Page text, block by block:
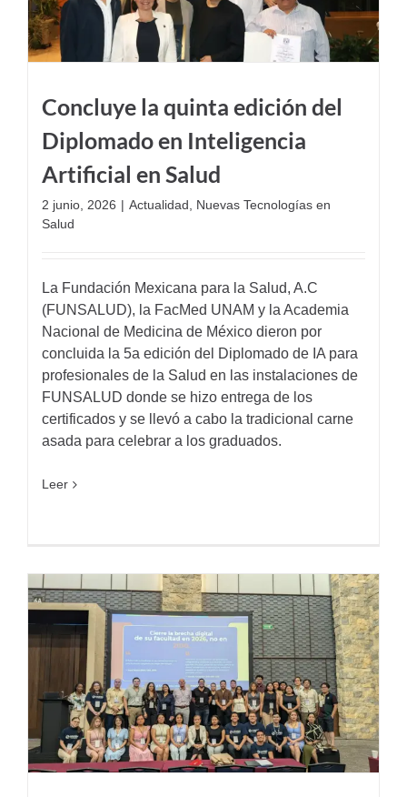
Concluye la quinta edición del
Diplomado en Inteligencia
Artificial en Salud
2 junio, 2026 | Actualidad
Nuevas Tecnologías en
Salud
La Fundación Mexicana para la Salud, A.C
(FUNSALUD), la FacMed UNAM y la Academia
Nacional de Medicina de México dieron por
concluida la 5a edición del Diplomado de IA para
profesionales de la Salud en las instalaciones de
FUNSALUD donde se hizo entrega de los
certificados y se llevó a cabo la tradicional carne
asada para celebrar a los graduados.
Leer